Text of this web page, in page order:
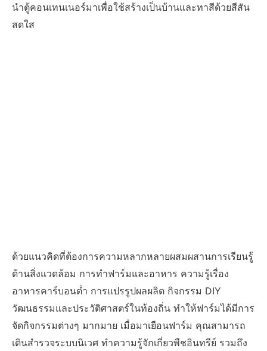
นำตู้คอนเทนเนอร์มาเพื่อใช้สร้างเป็นบ้านและทาสีด้วยสีสัน
สดใส
ด้วยแนวคิดที่ต้องการความหลากหลายผสมผสานการเรียนรู้
ด้านสิ่งแวดล้อม การทำฟาร์มและอาหาร ความรู้เรื่อง
อาหารคาร์บอนต่ำ การแปรรูปผลผลิต กิจกรรม DIY
วัฒนธรรมและประวัติศาสตร์ในท้องถิ่น ทำให้ฟาร์มได้มีการ
จัดกิจกรรมต่างๆ มากมาย เมื่อมาเยือนฟาร์ม คุณสามารถ
เดินสำรวจระบบนิเวศ ทำความรู้จักเกี่ยวพืชอินทรีย์ รวมถึง